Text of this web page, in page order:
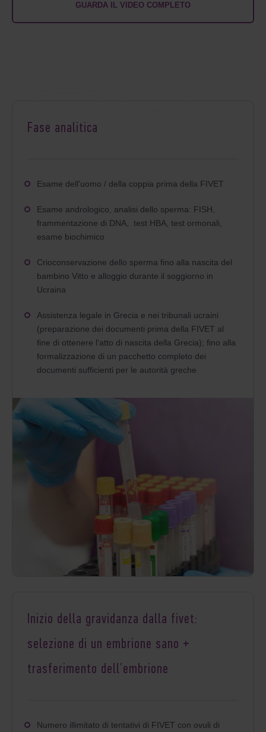
GUARDA IL VIDEO COMPLETO
Fase analitica
Esame dell'uomo / della coppia prima della FIVET
Esame andrologico, analisi dello sperma: FISH,
frammentazione di DNA, test HBA, test ormonali,
esame biochimico
Crioconservazione dello sperma fino alla nascita del
bambino Vitto e alloggio durante il soggiorno in
Ucraina
Assistenza legale in Grecia e nei tribunali ucraini
(preparazione dei documenti prima della FIVET al
fine di ottenere l'atto di nascita della Grecia); fino alla
formalizzazione di un pacchetto completo dei
documenti sufficienti per le autorità greche
Inizio della gravidanza dalla fivet:
selezione di un embrione sano +
trasferimento dell’embrione
Numero illimitato di tentativi di FIVET con ovuli di